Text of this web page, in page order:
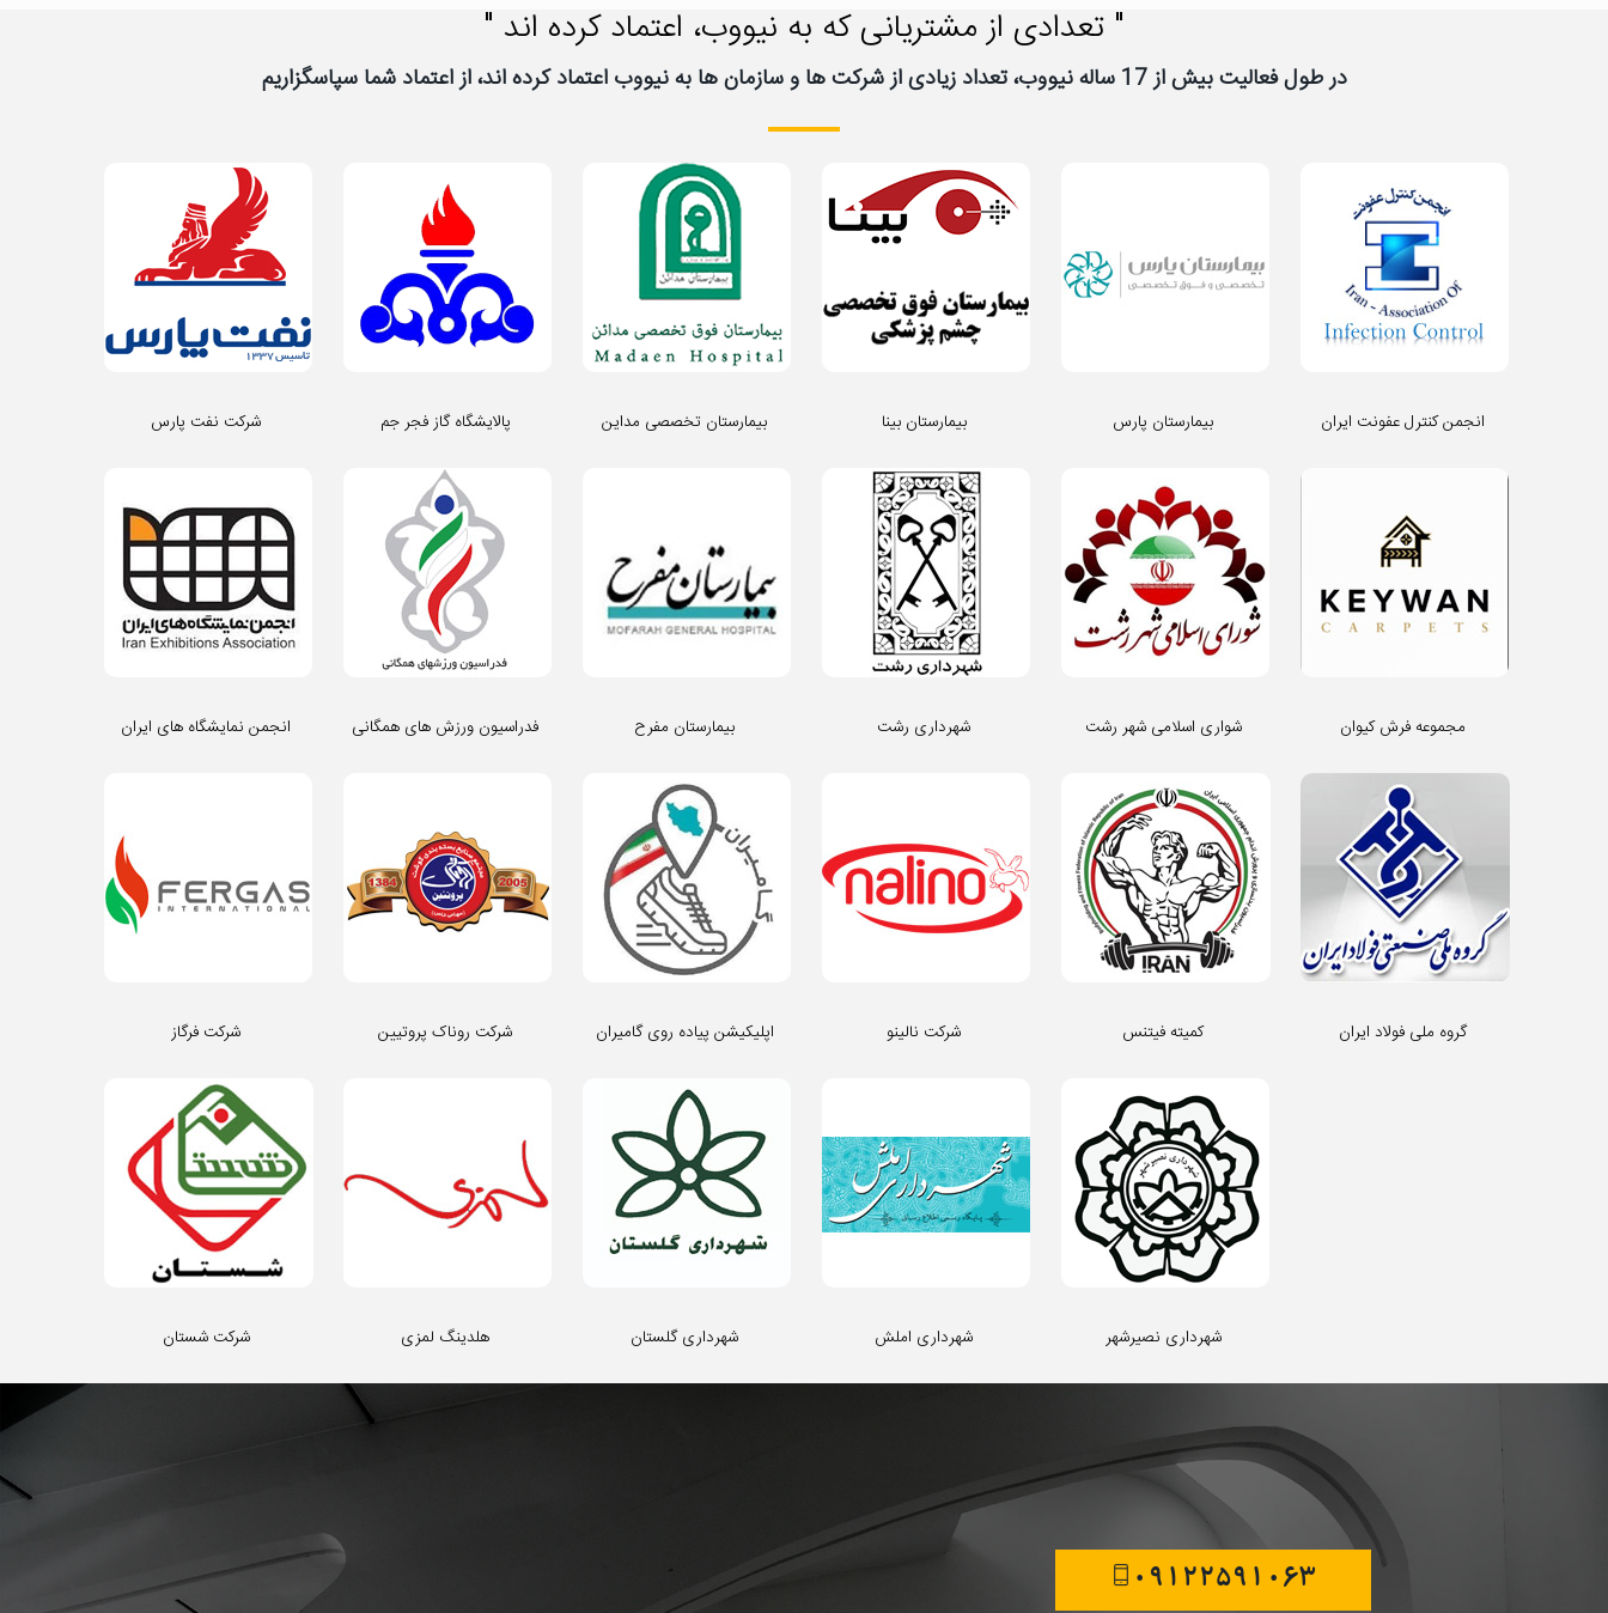
" تعدادی از مشتریانی که به نیووب، اعتماد کرده اند "
در طول فعالیت بیش از 17 ساله نیووب، تعداد زیادی از شرکت ها و سازمان ها به نیووب اعتماد کرده اند، از اعتماد شما سپاسگزاریم
شرکت نفت پارس پالایشگاه گاز فجر جم بیمارستان تخصصی مداین بیمارستان بینا بیمارستان پارس انجمن کنترل عفونت ایران
انجمن نمایشگاه های ایران فدراسیون ورزش های همگانی بیمارستان مفرح شهرداری رشت شواری اسلامی شهر رشت مجموعه فرش کیوان
شرکت فرگاز شرکت روناک پروتیین اپلیکیشن پیاده روی گامیران شرکت نالینو کمیته فیتنس گروه ملی فولاد ایران
شرکت شستان هلدینگ لمزی شهرداری گلستان شهرداری املش شهرداری نصیرشهر
09122591063